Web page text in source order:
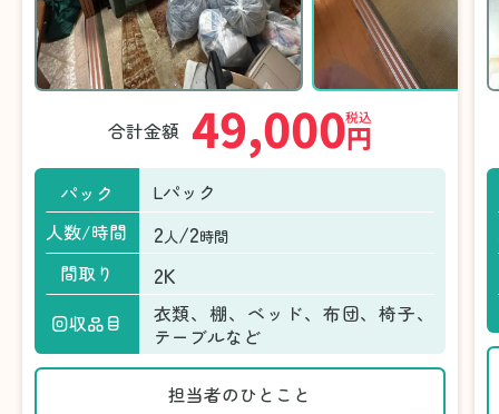
合計金額 49,000円
税込
パック
Lパック
人数/時間
2人 /2時間
間取り 2K
回収品目
衣類、棚、ベッド、布団、椅子、
テーブルなど
担当者のひとこと